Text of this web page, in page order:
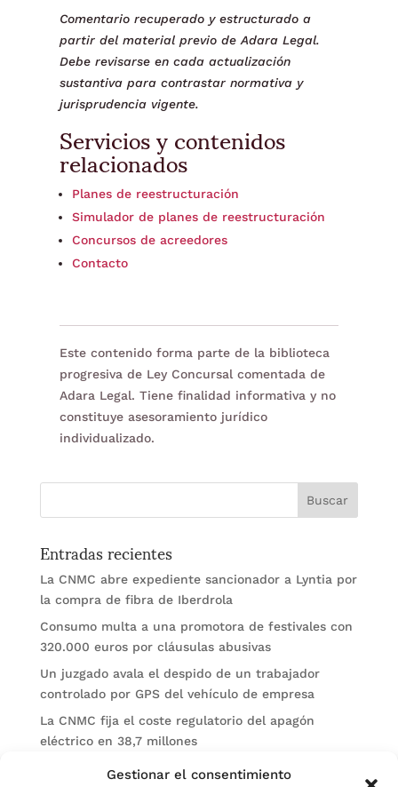
Gestionar el consentimiento
Comentario recuperado y estructurado a
partir del material previo de Adara Legal.
Debe revisarse en cada actualización
sustantiva para contrastar normativa y
jurisprudencia vigente.
Servicios y contenidos
relacionados
Planes de reestructuración
Simulador de planes de reestructuración
Concursos de acreedores
Contacto
Este contenido forma parte de la biblioteca
progresiva de Ley Concursal comentada de
Adara Legal. Tiene finalidad informativa y no
constituye asesoramiento jurídico
individualizado.
Entradas recientes
La CNMC abre expediente sancionador a Lyntia por
la compra de fibra de Iberdrola
Consumo multa a una promotora de festivales con
320.000 euros por cláusulas abusivas
Un juzgado avala el despido de un trabajador
controlado por GPS del vehículo de empresa
La CNMC fija el coste regulatorio del apagón
eléctrico en 38,7 millones
El BOE publica sanciones de la CNMV a Soltec y